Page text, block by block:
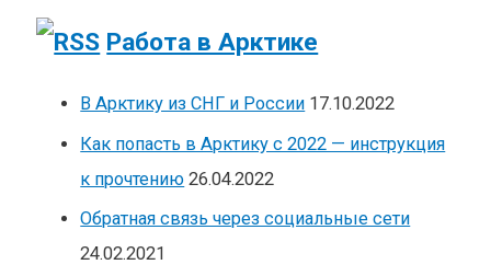
Работа в Арктике
В Арктику из СНГ и России 17.10.2022
Как попасть в Арктику с 2022 — инструкция
к прочтению 26.04.2022
Обратная связь через социальные сети
24.02.2021